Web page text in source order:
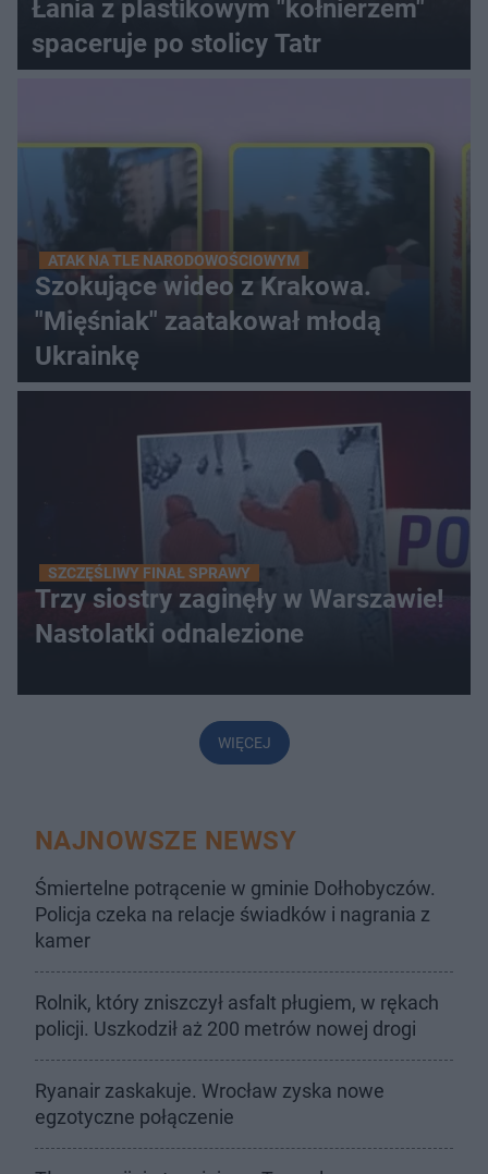
Łania z plastikowym "kołnierzem"
spaceruje po stolicy Tatr
ATAK NA TLE NARODOWOŚCIOWYM
Szokujące wideo z Krakowa.
"Mięśniak" zaatakował młodą
Ukrainkę
SZCZĘŚLIWY FINAŁ SPRAWY
Trzy siostry zaginęły w Warszawie!
Nastolatki odnalezione
WIĘCEJ
NAJNOWSZE NEWSY
Śmiertelne potrącenie w gminie Dołhobyczów.
Policja czeka na relacje świadków i nagrania z
kamer
Rolnik, który zniszczył asfalt pługiem, w rękach
policji. Uszkodził aż 200 metrów nowej drogi
Ryanair zaskakuje. Wrocław zyska nowe
egzotyczne połączenie